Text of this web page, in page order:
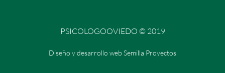
PSICOLOGOOVIEDO © 2019
Diseño y desarrollo web Semilla Proyectos